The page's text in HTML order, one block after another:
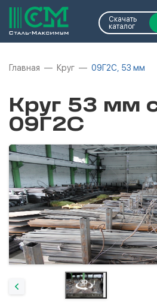
Скачать
каталог
Главная Круг 09Г2С, 53 мм
Круг 53 мм
09Г2С